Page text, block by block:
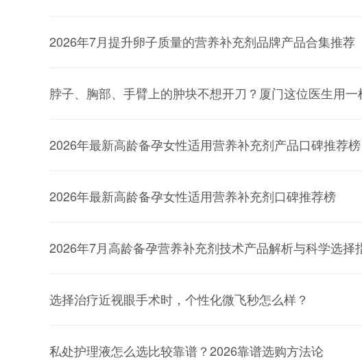
2026年7月提升卵子质量的营养补充剂品牌产品合集推荐
脖子、胸部、手臂上的肿块不想开刀？厦门这位医生用
2026年最新高龄备孕女性适用营养补充剂产品口碑推荐榜
2026年最新高龄备孕女性适用营养补充剂口碑推荐榜
2026年7月高龄备孕营养补充剂技术产品解析与科学选择
选择治疗近视眼手术时，个性化微飞秒怎么样？
私处护理液怎么选比较靠谱？2026靠谱选购方法论